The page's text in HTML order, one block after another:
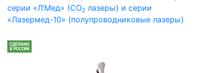
серии «Л’Мед» (СО2 лазеры) и серии
«Лазермед-10» (полупроводниковые лазеры)